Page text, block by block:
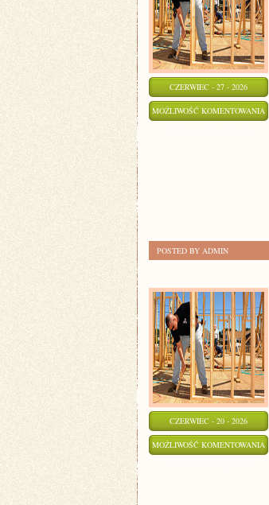
CZERWIEC - 27 - 2026
MOŻLIWOŚĆ KOMENTOWANIA
POSTED BY ADMIN
CZERWIEC - 20 - 2026
MOŻLIWOŚĆ KOMENTOWANIA